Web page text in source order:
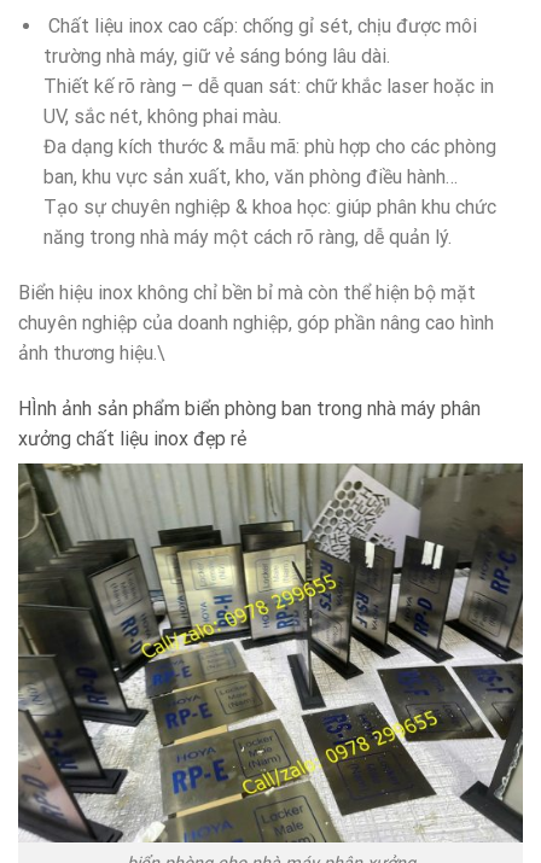
Chất liệu inox cao cấp: chống gỉ sét, chịu được môi
trường nhà máy, giữ vẻ sáng bóng lâu dài.
Thiết kế rõ ràng – dễ quan sát: chữ khắc laser hoặc in
UV, sắc nét, không phai màu.
Đa dạng kích thước & mẫu mã: phù hợp cho các phòng
ban, khu vực sản xuất, kho, văn phòng điều hành…
Tạo sự chuyên nghiệp & khoa học: giúp phân khu chức
năng trong nhà máy một cách rõ ràng, dễ quản lý.
Biển hiệu inox không chỉ bền bỉ mà còn thể hiện bộ mặt
chuyên nghiệp của doanh nghiệp, góp phần nâng cao hình
ảnh thương hiệu.\
HÌnh ảnh sản phẩm biển phòng ban trong nhà máy phân
xưởng chất liệu inox đẹp rẻ